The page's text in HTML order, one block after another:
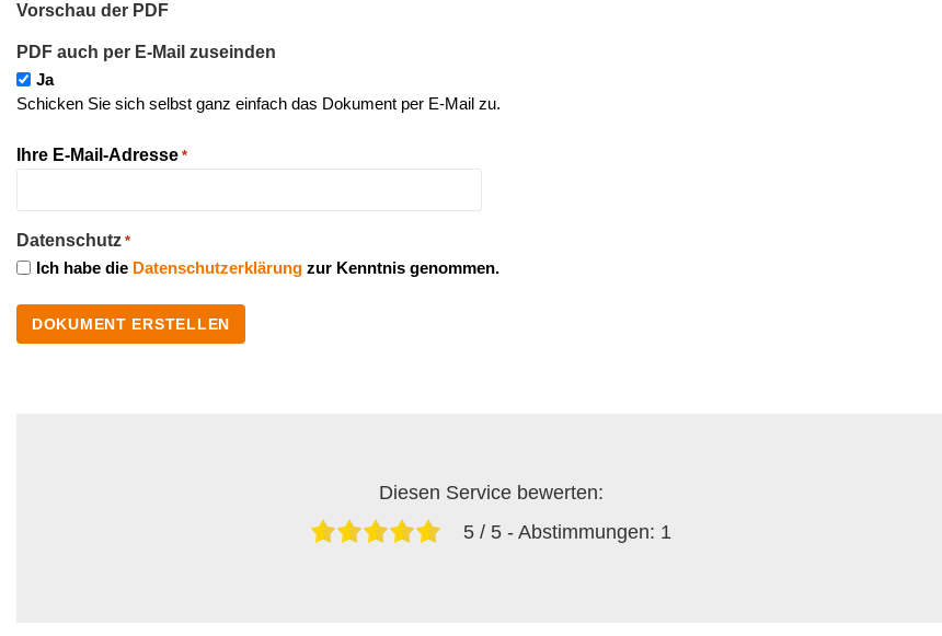
Vorschau der PDF
PDF auch per E-Mail zuseinden
Ja
Schicken Sie sich selbst ganz einfach das Dokument per E-Mail zu.
Ihre E-Mail-Adresse *
Datenschutz *
Ich habe die Datenschutzerklärung zur Kenntnis genommen.
Diesen Service bewerten:
5 / 5 - Abstimmungen: 1